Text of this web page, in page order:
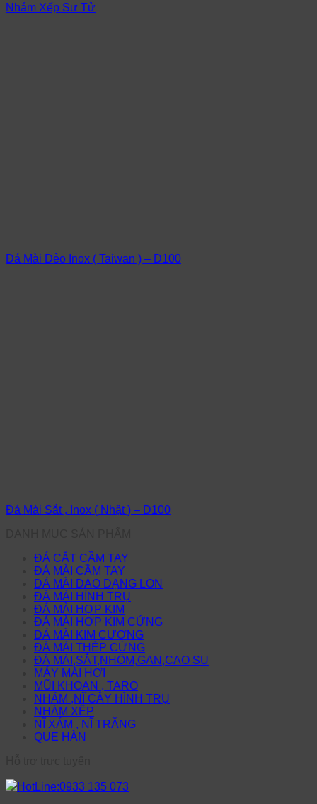
Nhám Xếp Sư Tử
Đá Mài Dẻo Inox ( Taiwan ) – D100
Đá Mài Sắt , Inox ( Nhật ) – D100
ĐÁ CẮT CẦM TAY
ĐÁ MÀI CẦM TAY
ĐÁ MÀI DAO DẠNG LON
ĐÁ MÀI HÌNH TRỤ
ĐÁ MÀI HỢP KIM
ĐÁ MÀI HỢP KIM CỨNG
ĐÁ MÀI KIM CƯƠNG
ĐÁ MÀI THÉP CỨNG
ĐÁ MÀI,SẮT,NHÔM,GAN,CAO SU
MÁY MÀI HƠI
MŨI KHOAN , TARO
NHÁM ,NĨ CÂY HÌNH TRỤ
NHÁM XẾP
NĨ XÁM , NĨ TRẮNG
QUE HÀN
HotLine:0933 135 073